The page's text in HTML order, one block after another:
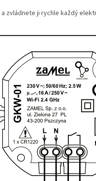
a zvládnete ji rychle každý